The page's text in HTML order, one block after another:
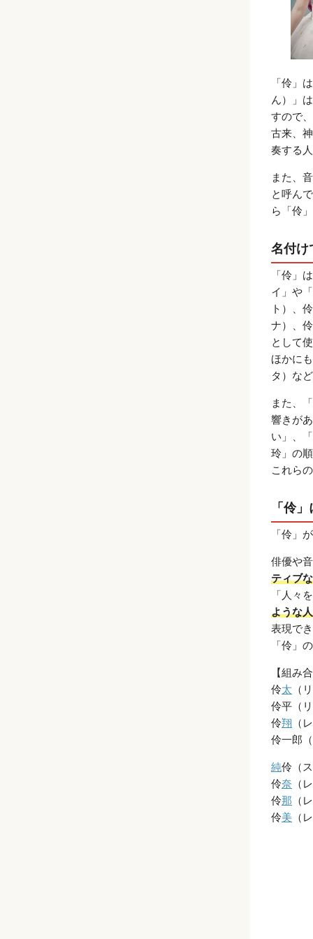
「伶」は
ん）」
すので
古来、
奏する
また、
と呼ん
ら「伶
名付け
「伶」
イ」や
ト）、
ナ）、
として
ほかに
タ）な
また、
響きが
い」、
玲」の
これらの
「伶
「伶」
俳優や
ティブ
「人々
ような
表現で
「伶」
【組み
伶太 （
伶平（
伶翔 （
伶一郎
純伶（
伶奈 （
伶那 （
伶美 （